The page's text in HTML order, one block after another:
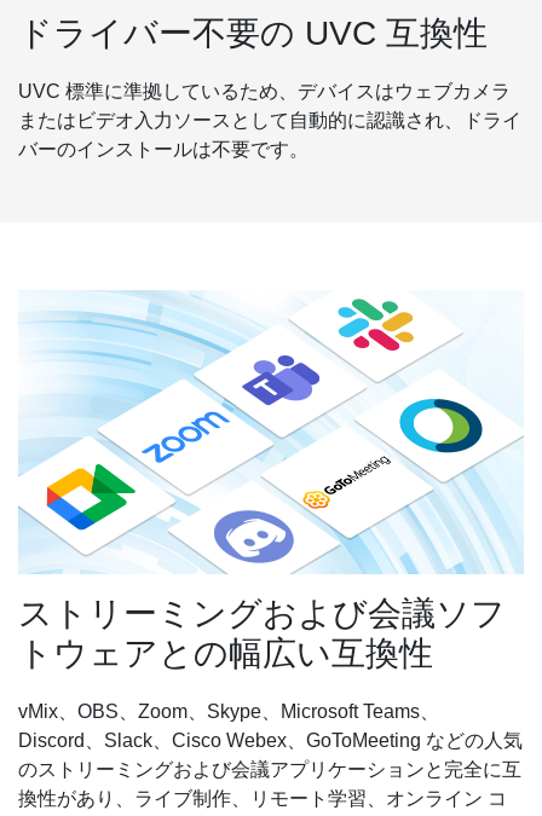
ドライバー不要の UVC 互換性
UVC 標準に準拠しているため、デバイスはウェブカメラ
またはビデオ入力ソースとして自動的に認識され、ドライ
バーのインストールは不要です。
ストリーミングおよび会議ソフ
トウェアとの幅広い互換性
vMix、OBS、Zoom、Skype、Microsoft Teams、
Discord、Slack、Cisco Webex、GoToMeeting などの人気
のストリーミングおよび会議アプリケーションと完全に互
換性があり、ライブ制作、リモート学習、オンライン コ